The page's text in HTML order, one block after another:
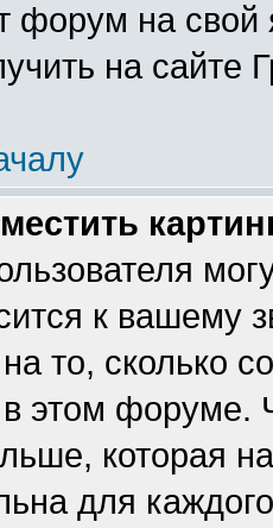
форум на
на сайте
к вашему
то, сколько
этом форуме.
которая
для